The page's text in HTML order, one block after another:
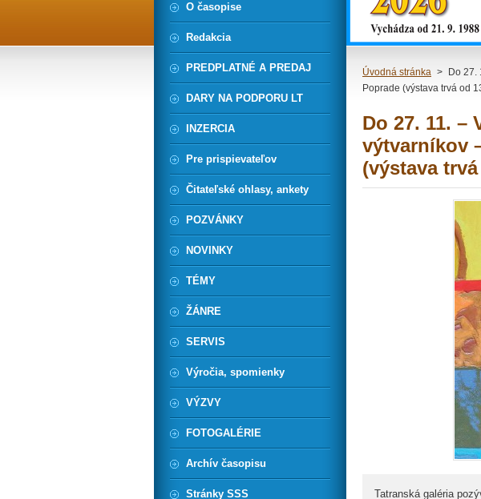
Úvodná stránka >
Do 27.
Poprade (výstava trvá od
Do 27. 11. –
výtvarníkov
(výstava
Tatranská galéria
O časopise
Redakcia
PREDPLATNÉ A PREDAJ
DARY NA PODPORU LT
INZERCIA
Pre prispievateľov
Čitateľské ohlasy, ankety
POZVÁNKY
NOVINKY
TÉMY
ŽÁNRE
SERVIS
Výročia, spomienky
VÝZVY
FOTOGALÉRIE
Archív časopisu
Stránky SSS